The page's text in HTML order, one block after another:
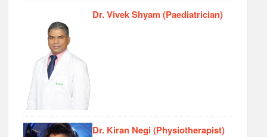
Dr. Vivek Shyam (Paediatrician)
Dr. Kiran Negi (Physiotherapist)